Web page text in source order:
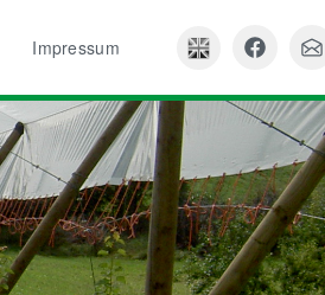
Impressum